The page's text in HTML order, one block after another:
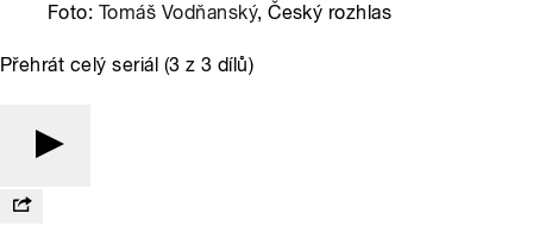
Foto: Tomáš Vodňanský, Český rozhlas
Přehrát celý seriál (3 z 3 dílů)